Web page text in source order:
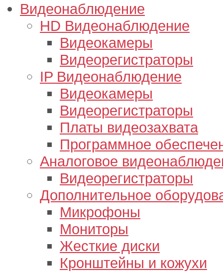
Видеонаблюдение
HD Видеонаблюдение
Видеокамеры
Видеорегистраторы
IP Видеонаблюдение
Видеокамеры
Видеорегистраторы
Платы видеозахвата
Программное
Аналоговое
Видеорегистраторы
Дополнительное
Микрофоны
Мониторы
Жесткие диски
Кронштейны и кожухи